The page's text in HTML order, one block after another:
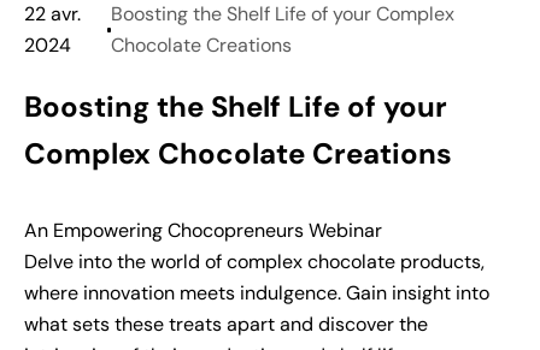
22 avr.
2024
Boosting the Shelf Life of your Complex
Chocolate Creations
Boosting the Shelf Life of your
Complex Chocolate Creations
An Empowering Chocopreneurs Webinar
Delve into the world of complex chocolate products,
where innovation meets indulgence. Gain insight into
what sets these treats apart and discover the